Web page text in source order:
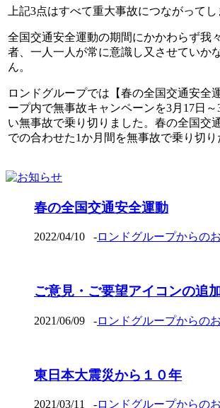
上記3点はすべて重大事故につながって
全国交通安全運動の期間にかかわらず我
者、一人一人が常に意識し又させていか
ん。
ロンドグループでは【春の全国交通安全
ープ内で無事故キャンペーンを3月17日
い無事故で乗り切りました。春の全国交
での合わせた1か月間を無事故で乗り切り
春の全国交通安全運動
2022/04/10 -ロンドグループからの
ご意見・ご要望アイコンの追
2021/06/09 -ロンドグループからの
東日本大震災から１０年
2021/03/11 -ロンドグループからの